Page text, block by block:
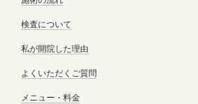
検査について
私が開院した理由
よくいただくご質問
メニュー・料金